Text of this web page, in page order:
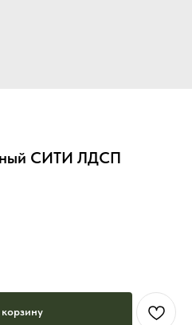
СИТИ ЛДСП